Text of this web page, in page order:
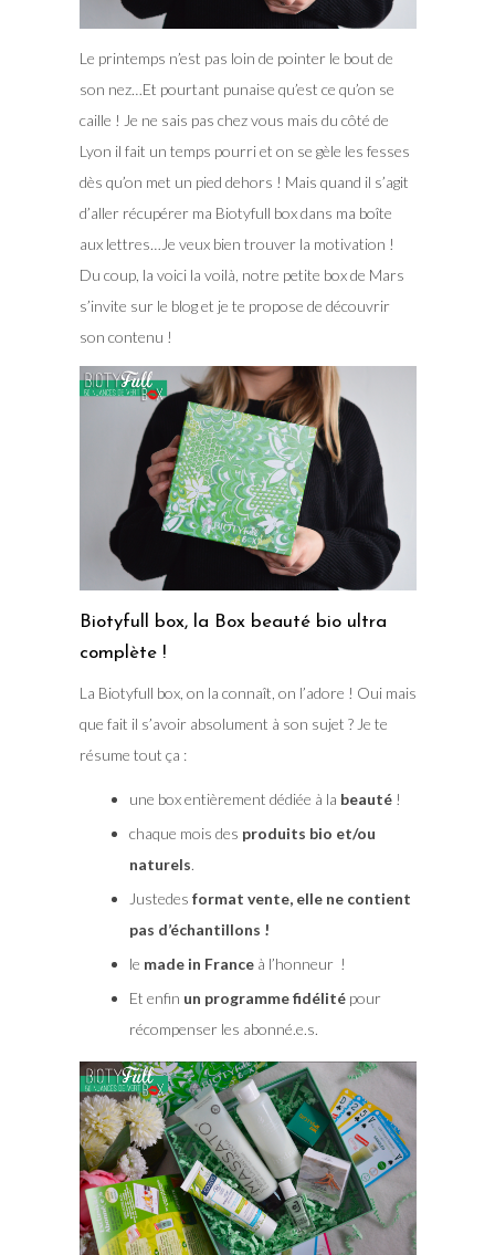
Le printemps n’est pas loin de pointer le bout de
son nez…Et pourtant punaise qu’est ce qu’on se
caille ! Je ne sais pas chez vous mais du côté de
Lyon il fait un temps pourri et on se gèle les fesses
dès qu’on met un pied dehors ! Mais quand il s’agit
d’aller récupérer ma Biotyfull box dans ma boîte
aux lettres…Je veux bien trouver la motivation !
Du coup, la voici la voilà, notre petite box de Mars
s’invite sur le blog et je te propose de découvrir
son contenu !
Biotyfull box, la Box beauté bio ultra
complète !
La Biotyfull box, on la connaît, on l’adore ! Oui mais
que fait il s’avoir absolument à son sujet ? Je te
résume tout ça :
une box entièrement dédiée à la beauté!
chaque mois des produits bio et/ou
naturels.
Justedes format vente, elle ne contient
pas d’échantillons !
le made in Franceà l’honneur !
Et enfin un programme fidélitépour
récompenser les abonné.e.s.